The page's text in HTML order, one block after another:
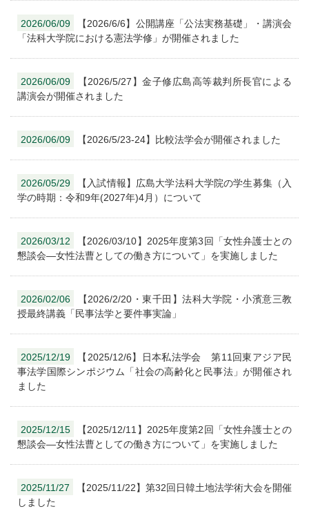
2026/06/09
【2026/6/6】公開講座「公法実務基礎」・講演会
「法科大学院における憲法学修」が開催されました
2026/06/09
【2026/5/27】金子修広島高等裁判所長官による
講演会が開催されました
2026/06/09 【2026/5/23-24】比較法学会が開催されました
2026/05/29
【入試情報】広島大学法科大学院の学生募集（入
学の時期：令和9年(2027年)4月）について
2026/03/12
【2026/03/10】2025年度第3回「女性弁護士との
懇談会―女性法曹としての働き方について」を実施しました
2026/02/06
【2026/2/20・東千田】法科大学院・小濱意三教
授最終講義「民事法学と要件事実論」
2025/12/19
【2025/12/6】日本私法学会 第11回東アジア民
事法学国際シンポジウム「社会の高齢化と民事法」が開催され
ました
2025/12/15
【2025/12/11】2025年度第2回「女性弁護士との
懇談会―女性法曹としての働き方について」を実施しました
2025/11/27
【2025/11/22】第32回日韓土地法学術大会を開催
しました